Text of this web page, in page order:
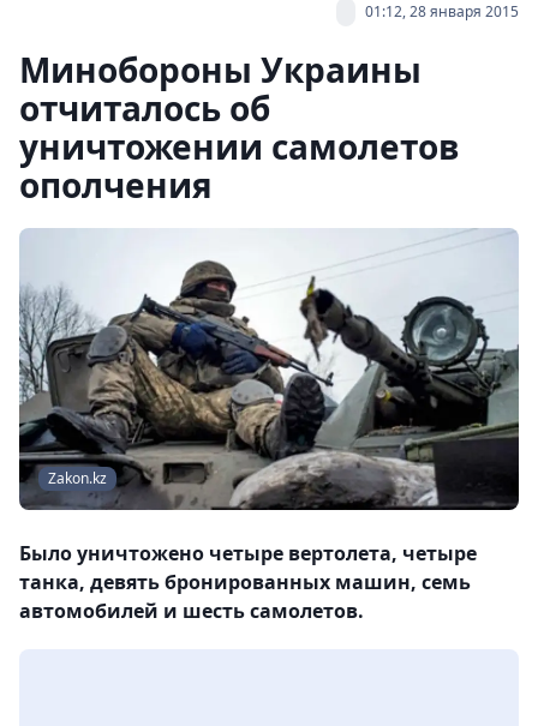
01:12, 28 января 2015
Минобороны Украины
отчиталось об
уничтожении самолетов
ополчения
Zakon.kz
Было уничтожено четыре вертолета, четыре
танка, девять бронированных машин, семь
автомобилей и шесть самолетов.